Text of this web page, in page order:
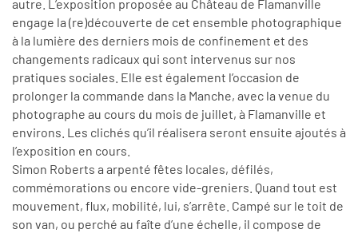
autre. L’exposition proposée au Château de Flamanville
engage la (re)découverte de cet ensemble photographique
à la lumière des derniers mois de confinement et des
changements radicaux qui sont intervenus sur nos
pratiques sociales. Elle est également l’occasion de
prolonger la commande dans la Manche, avec la venue du
photographe au cours du mois de juillet, à Flamanville et
environs. Les clichés qu’il réalisera seront ensuite ajoutés à
l’exposition en cours.
Simon Roberts a arpenté fêtes locales, défilés,
commémorations ou encore vide-greniers. Quand tout est
mouvement, flux, mobilité, lui, s’arrête. Campé sur le toit de
son van, ou perché au faîte d’une échelle, il compose de